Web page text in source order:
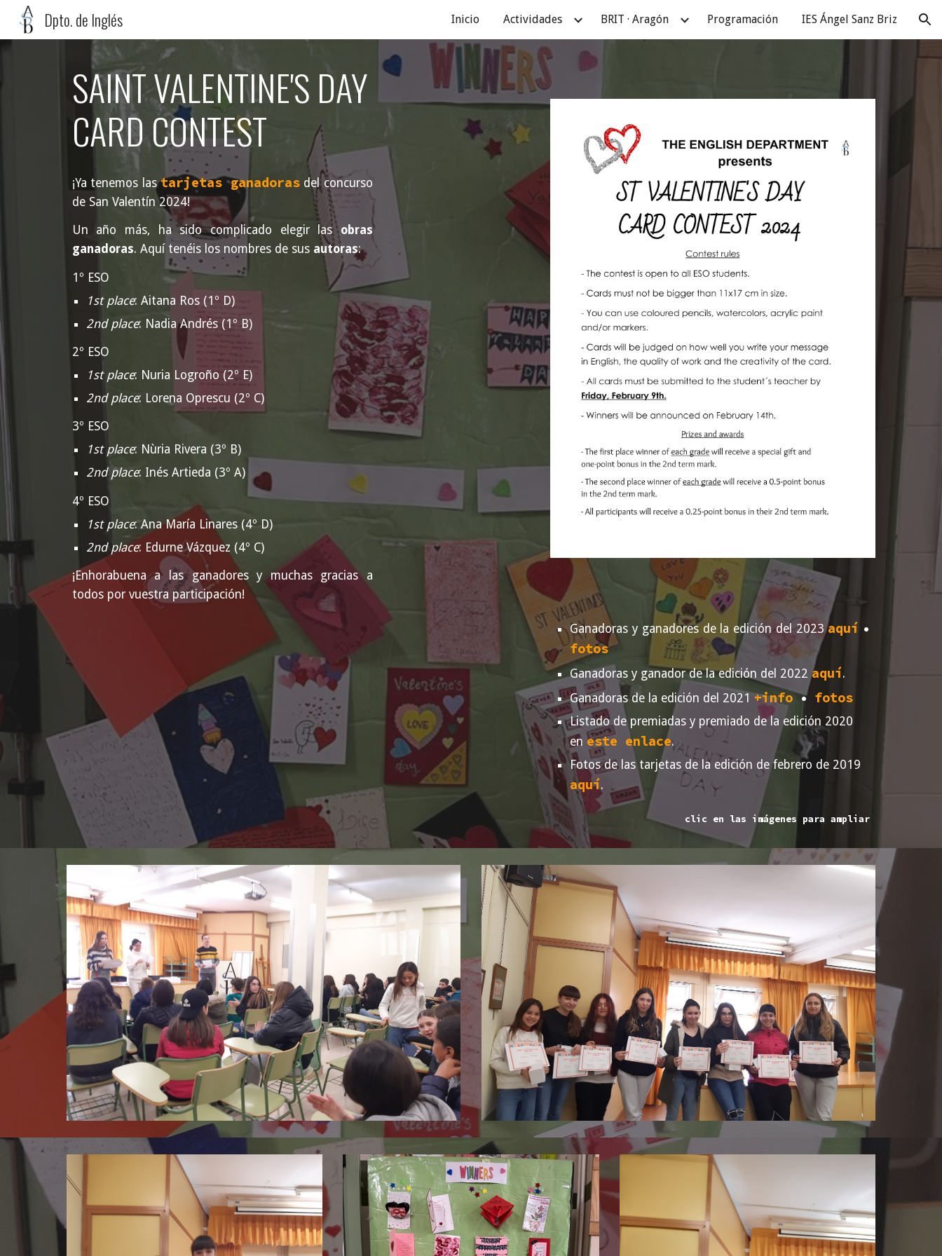
Skip to navigation
Dpto. de Inglés Inicio Actividades BRIT · Aragón Programación IES Ángel Sanz Briz
SAINT VALENTINE'S DAY
CARD CONTEST
¡Ya tenemos lastarjetas ganadorasdel concurso
de San Valentín 2024!
Un año más, ha sidocomplicado elegir las obras
ganadoras. Aquí tenéis los nombres de sus autoras:
1º ESO
1st place: Aitana Ros (1º D)
2nd place: Nadia Andrés (1º B)
2º ESO
1st place: Nuria Logroño (2º E)
2nd place: Lorena Oprescu (2º C)
3º ESO
1st place: Nùria Rivera (3º B)
2nd place: Inés Artieda (3º A)
4º ESO
1st place:Ana María Linares (4º D)
2nd place: Edurne Vázquez (4º C)
¡Enhorabuena a l as ganadores y muchas gracias a
todos por vuestra participación!
Ganadoras y ganadores de la edición del 2023 aquí •
fotos
Ganadoras y ganador de la edición del 2022aquí.
Ganadoras de la edición del 2021 +info • fotos
Listado de premiadas y premiado de la edición 2020
en este enlace.
Fotos de las tarjetas de la edición de febrero de 2019
aquí.
clic en las imágenes para ampliar